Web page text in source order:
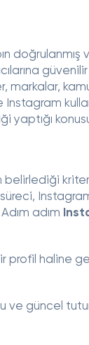
markalar,
yaptığı
belirlediği
adım
profil haline
ve güncel